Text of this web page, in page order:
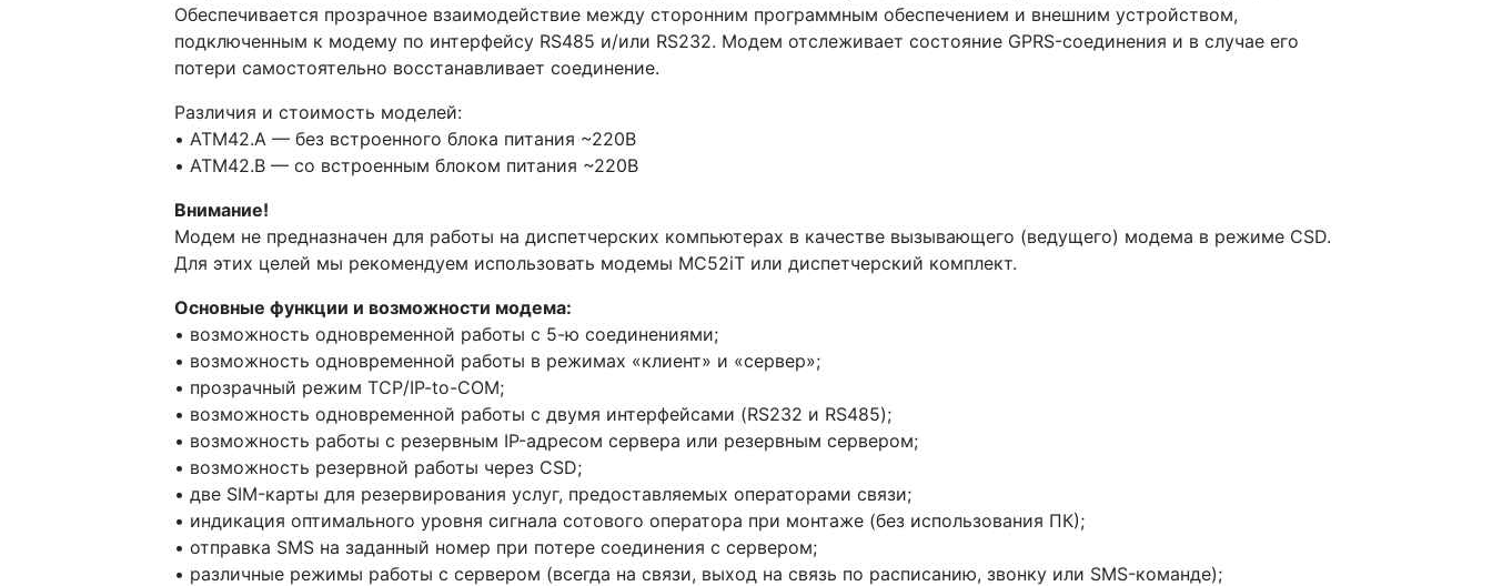
Обеспечивается прозрачное взаимодействие между сторонним программным обеспечением и внешним устройством,
подключенным к модему по интерфейсу RS485 и/или RS232. Модем отслеживает состояние GPRS-соединения и в случае его
потери самостоятельно восстанавливает соединение.
Различия и стоимость моделей:
• ATM42.А — без встроенного блока питания ~220В
• ATM42.B — со встроенным блоком питания ~220В
Внимание!
Модем не предназначен для работы на диспетчерских компьютерах в качестве вызывающего (ведущего) модема в режиме CSD.
Для этих целей мы рекомендуем использовать модемы MC52iT или диспетчерский комплект.
Основные функции и возможности модема:
• возможность одновременной работы с 5-ю соединениями;
• возможность одновременной работы в режимах «клиент» и «сервер»;
• прозрачный режим TCP/IP-to-COM;
• возможность одновременной работы с двумя интерфейсами (RS232 и RS485);
• возможность работы с резервным IP-адресом сервера или резервным сервером;
• возможность резервной работы через CSD;
• две SIM-карты для резервирования услуг, предоставляемых операторами связи;
• индикация оптимального уровня сигнала сотового оператора при монтаже (без использования ПК);
• отправка SMS на заданный номер при потере соединения с сервером;
• различные режимы работы с сервером (всегда на связи, выход на связь по расписанию, звонку или SMS-команде);